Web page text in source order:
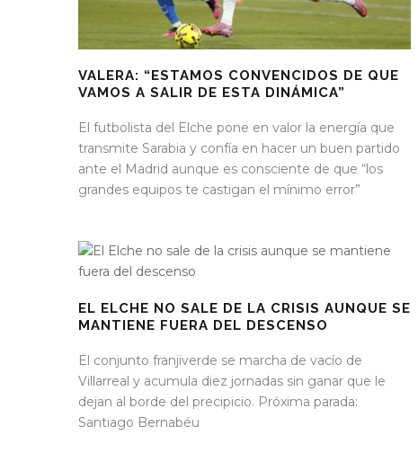
VALERA: “ESTAMOS CONVENCIDOS DE QUE
VAMOS A SALIR DE ESTA DINÁMICA”
El futbolista del Elche pone en valor la energía que
transmite Sarabia y confía en hacer un buen partido
ante el Madrid aunque es consciente de que “los
grandes equipos te castigan el mínimo error”
EL ELCHE NO SALE DE LA CRISIS AUNQUE SE
MANTIENE FUERA DEL DESCENSO
El conjunto franjiverde se marcha de vacío de
Villarreal y acumula diez jornadas sin ganar que le
dejan al borde del precipicio. Próxima parada:
Santiago Bernabéu